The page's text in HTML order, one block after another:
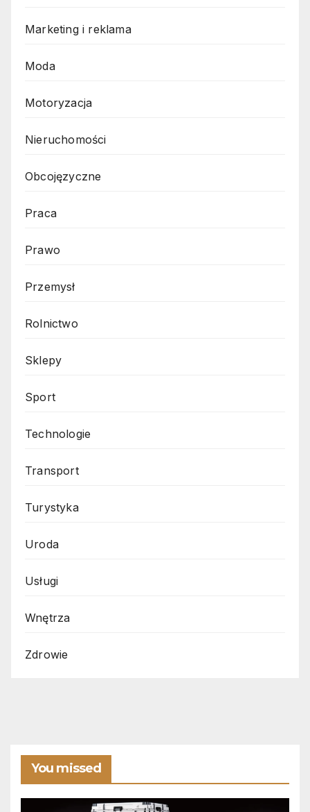
Marketing i reklama
Moda
Motoryzacja
Nieruchomości
Obcojęzyczne
Praca
Prawo
Przemysł
Rolnictwo
Sklepy
Sport
Technologie
Transport
Turystyka
Uroda
Usługi
Wnętrza
Zdrowie
You missed